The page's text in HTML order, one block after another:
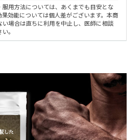
服用方法については、あくまでも目安とな
果効能については個人差がございます。本商
い場合は直ちに利用を中止し、医師に相談
。